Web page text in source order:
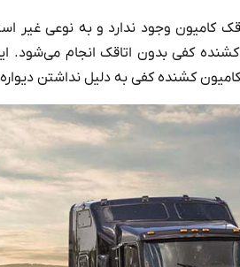
کامیون وجود ندارد و به نوعی غیر
کفی بدون اتاقک انجام می‌شود.
کشنده کفی به دلیل نداشتن